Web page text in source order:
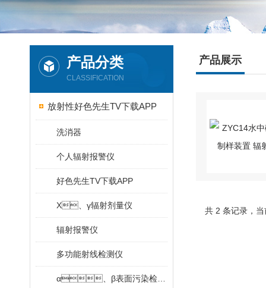
产品分类
CLASSIFICATION
放射性好色先生TV下载APP
洗消器
个人辐射报警仪
好色先生TV下载APP
X、γ辐射剂量仪
辐射报警仪
多功能射线检测仪
产品展示
共 2 条记录